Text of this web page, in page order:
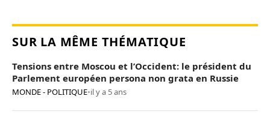
SUR LA MÊME THÉMATIQUE
Tensions entre Moscou et l’Occident: le président du
Parlement européen persona non grata en Russie
MONDE - POLITIQUE•il y a 5 ans